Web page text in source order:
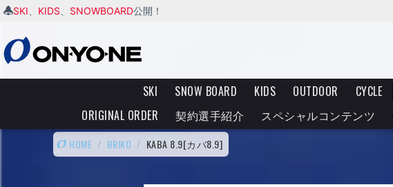
SKI KIDS SNOWBOARD公開！
SKI SNOW BOARD KIDS OUTDOOR CYCLE
ORIGINAL ORDER
契約選手紹介 スペシャルコンテンツ
HOME / BRIKO / KABA 8.9[カバ8.9]